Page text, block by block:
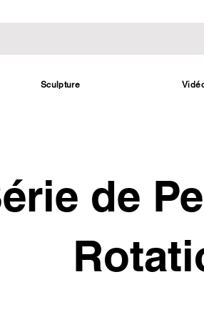
Sculpture
de